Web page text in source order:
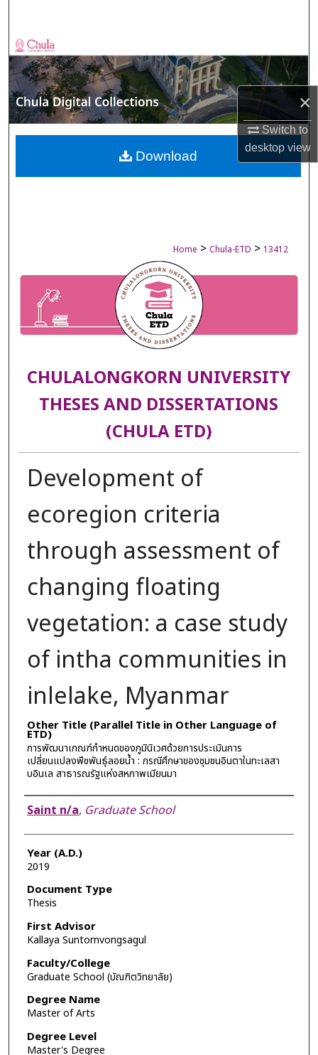
×
Switch to
desktopview
Browse Collections
My Account
About
Digital Commons Network™
Home > Chula-ETD > 13412
CHULALONGKORN UNIVERSITY
THESES AND DISSERTATIONS
(CHULA ETD)
Development of
ecoregion criteria
through assessment of
changing floating
vegetation: a case study
of intha communities in
inlelake, Myanmar
Other Title (Parallel Title in Other Language of
ETD)
การพัฒนาเกณฑ์กำหนดของภูมินิเวศด้วยการประเมินการ
เปลี่ยนแปลงพืชพันธุ์ลอยน้ำ : กรณีศึกษาของชุมชนอินตาในทะเลสา
บอินเล สาธารณรัฐแห่งสหภาพเมียนมา
Author
Saint n/a, Graduate School
Year (A.D.)
2019
Document Type
Thesis
First Advisor
Kallaya Suntornvongsagul
Faculty/College
Graduate School (บัณฑิตวิทยาลัย)
Degree Name
Master of Arts
Degree Level
Master's Degree
Download